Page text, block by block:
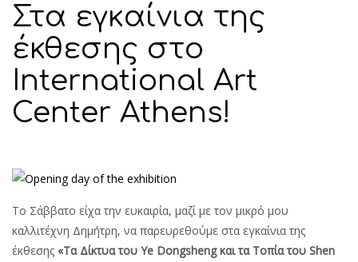
Στα εγκαίνια της
έκθεσης στο
International Art
Center Athens!
Το Σάββατο είχα την ευκαιρία, μαζί με τον μικρό μου
καλλιτέχνη Δημήτρη, να παρευρεθούμε στα εγκαίνια της
έκθεσης «Τα Δίκτυα του Ye Dongsheng και τα Τοπία του Shen